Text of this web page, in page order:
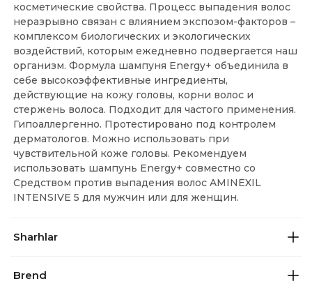
косметические свойства. Процесс выпадения волос
неразрывно связан с влиянием экспозом-факторов –
комплексом биологических и экологических
воздействий, которым ежедневно подвергается наш
организм. Формула шампуня Energy+ объединила в
себе высокоэффективные ингредиенты,
действующие на кожу головы, корни волос и
стержень волоса. Подходит для частого применения.
Гипоаллергенно. Протестировано под контролем
дерматологов. Можно использовать при
чувствительной коже головы. Рекомендуем
использовать шампунь Energy+ совместно со
Средством против выпадения волос AMINEXIL
INTENSIVE 5 для мужчин или для женщин.
Sharhlar
Brend